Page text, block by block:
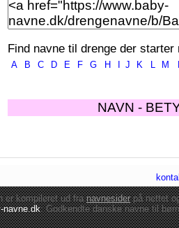
Find navne til drenge der starter
A B C D E F G H J K L M
NAVN -
er kompileret ud franavnesiderpå nettet
navne.dk: Godkendte danskenavne til børn